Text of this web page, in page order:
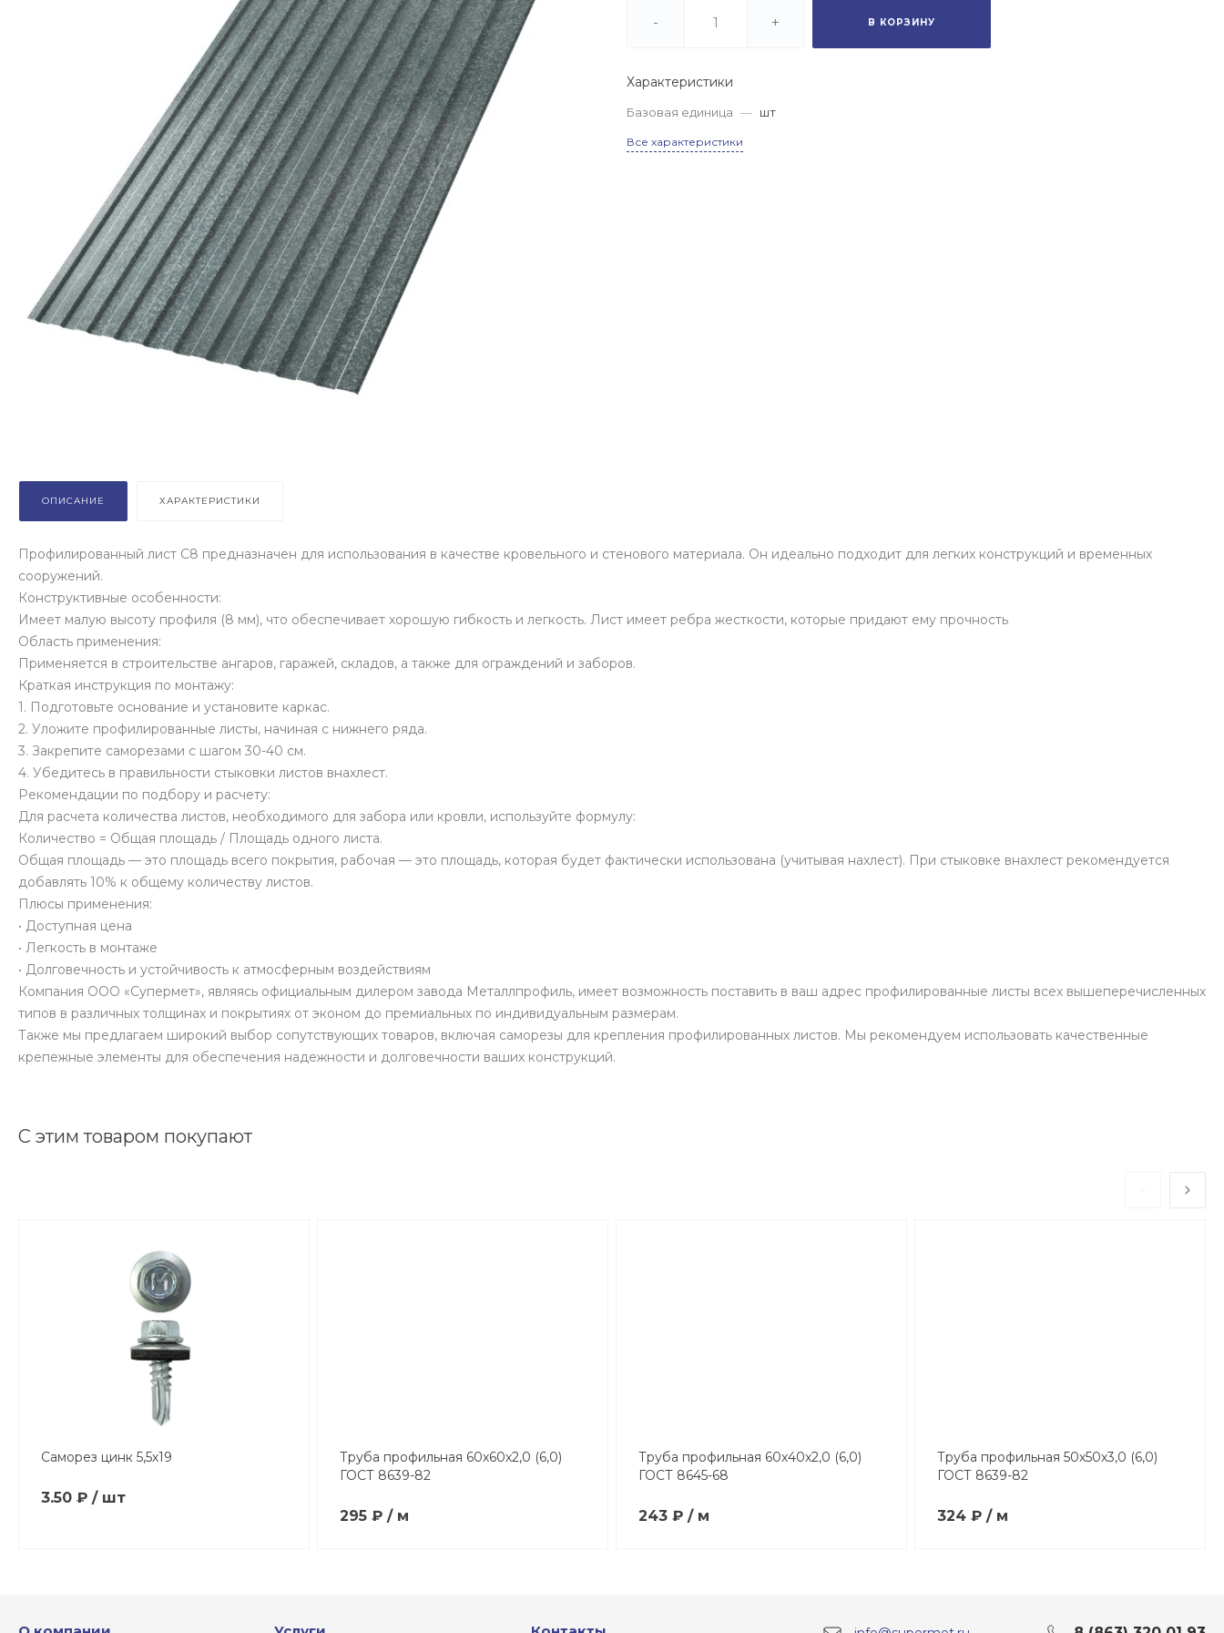
Труженников, 2/3
г. г. Аксай
Новочеркасское ш., 15
- + В КОРЗИНУ
Характеристики
Базовая единица — шт
Все характеристики
ОПИСАНИЕ ХАРАКТЕРИСТИКИ
Профилированный лист С8 предназначен для использования в качестве кровельного и стенового материала. Он идеально подходит для легких конструкций и временных
сооружений.
Конструктивные особенности:
Имеет малую высоту профиля (8 мм), что обеспечивает хорошую гибкость и легкость. Лист имеет ребра жесткости, которые придают ему прочность
Область применения:
Применяется в строительстве ангаров, гаражей, складов, а также для ограждений и заборов.
Краткая инструкция по монтажу:
1. Подготовьте основание и установите каркас.
2. Уложите профилированные листы, начиная с нижнего ряда.
3. Закрепите саморезами с шагом 30-40 см.
4. Убедитесь в правильности стыковки листов внахлест.
Рекомендации по подбору и расчету:
Для расчета количества листов, необходимого для забора или кровли, используйте формулу:
Количество = Общая площадь / Площадь одного листа.
Общая площадь — это площадь всего покрытия, рабочая — это площадь, которая будет фактически использована (учитывая нахлест). При стыковке внахлест рекомендуется
добавлять 10% к общему количеству листов.
Плюсы применения:
• Доступная цена
• Легкость в монтаже
• Долговечность и устойчивость к атмосферным воздействиям
Компания ООО «Супермет», являясь официальным дилером завода Металлпрофиль, имеет возможность поставить в ваш адрес профилированные листы всех вышеперечисленных
типов в различных толщинах и покрытиях от эконом до премиальных по индивидуальным размерам.
Также мы предлагаем широкий выбор сопутствующих товаров, включая саморезы для крепления профилированных листов. Мы рекомендуем использовать качественные
крепежные элементы для обеспечения надежности и долговечности ваших конструкций.
С этим товаром покупают
Саморез цинк 5,5х19
3.50 ₽ / шт
Труба профильная 60х60х2,0 (6,0)
ГОСТ 8639-82
295 ₽ / м
Труба профильная 60х40х2,0 (6,0)
ГОСТ 8645-68
243 ₽ / м
Труба профильная 50х50х3,0 (6,0)
ГОСТ 8639-82
324 ₽ / м